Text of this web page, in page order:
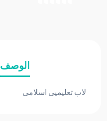
الوصف
لاب تعليميى اسلامى